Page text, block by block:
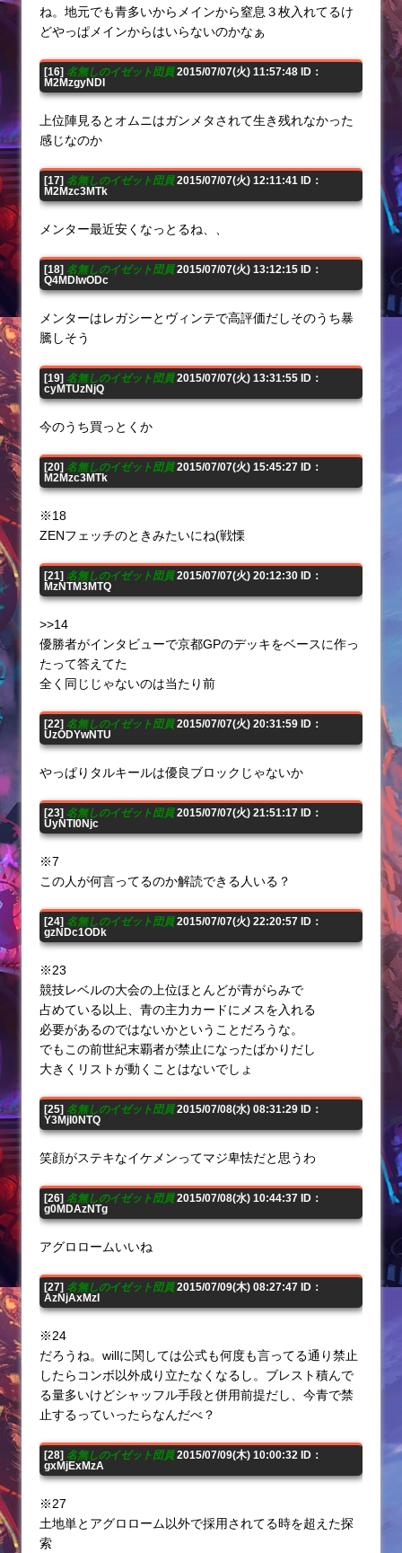
ね。地元でも青多いからメインから窒息３枚入れてるけ
どやっぱメインからはいらないのかなぁ
[16] 名無しのイゼット団員2015/07/07(火) 11:57:48 ID：
M2MzgyNDI
上位陣見るとオムニはガンメタされて生き残れなかった
感じなのか
[17] 名無しのイゼット団員2015/07/07(火) 12:11:41 ID：
M2Mzc3MTk
メンター最近安くなっとるね、、
[18] 名無しのイゼット団員2015/07/07(火) 13:12:15 ID：
Q4MDIwODc
メンターはレガシーとヴィンテで高評価だしそのうち暴
騰しそう
[19] 名無しのイゼット団員2015/07/07(火) 13:31:55 ID：
cyMTUzNjQ
今のうち買っとくか
[20] 名無しのイゼット団員2015/07/07(火) 15:45:27 ID：
M2Mzc3MTk
※18
ZENフェッチのときみたいにね(戦慄
[21] 名無しのイゼット団員2015/07/07(火) 20:12:30 ID：
MzNTM3MTQ
>>14
優勝者がインタビューで京都GPのデッキをベースに作っ
たって答えてた
全く同じじゃないのは当たり前
[22] 名無しのイゼット団員2015/07/07(火) 20:31:59 ID：
UzODYwNTU
やっぱりタルキールは優良ブロックじゃないか
[23] 名無しのイゼット団員2015/07/07(火) 21:51:17 ID：
UyNTI0Njc
※7
この人が何言ってるのか解読できる人いる？
[24] 名無しのイゼット団員2015/07/07(火) 22:20:57 ID：
gzNDc1ODk
※23
競技レベルの大会の上位ほとんどが青がらみで
占めている以上、青の主力カードにメスを入れる
必要があるのではないかということだろうな。
でもこの前世紀末覇者が禁止になったばかりだし
大きくリストが動くことはないでしょ
[25] 名無しのイゼット団員2015/07/08(水) 08:31:29 ID：
Y3MjI0NTQ
笑顔がステキなイケメンってマジ卑怯だと思うわ
[26] 名無しのイゼット団員2015/07/08(水) 10:44:37 ID：
g0MDAzNTg
アグロロームいいね
[27] 名無しのイゼット団員2015/07/09(木) 08:27:47 ID：
AzNjAxMzI
※24
だろうね。willに関しては公式も何度も言ってる通り禁止
したらコンボ以外成り立たなくなるし。ブレスト積んで
る量多いけどシャッフル手段と併用前提だし、今青で禁
止するっていったらなんだべ？
[28] 名無しのイゼット団員2015/07/09(木) 10:00:32 ID：
gxMjExMzA
※27
土地単とアグロローム以外で採用されてる時を超えた探
索